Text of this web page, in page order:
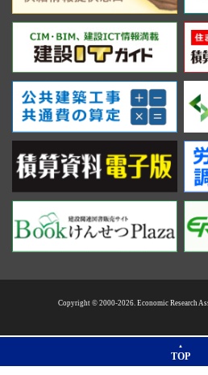
Copyright © 2000-2026. Economic Research
TOP